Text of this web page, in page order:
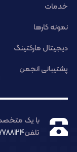
خدمات
نمونه کارها
دیجیتال مارکتینگ
پشتیبانی انجمن
با یک
تلفن